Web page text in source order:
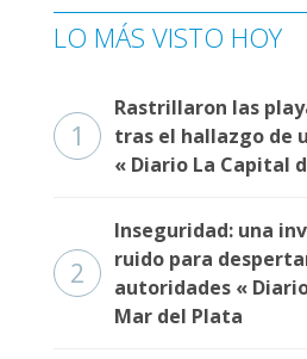
LO MÁS VISTO HOY
1
Rastrillaron las
tras el hallazgo de
« Diario La Capital
2
Inseguridad: una
ruido para
autoridades «
Mar del Plata